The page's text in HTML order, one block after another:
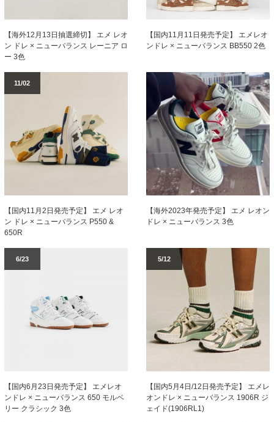
【海外12月13日抽選締切】 エメ レオ
ン ドレ × ニューバランス レーニア ロ
ー 3色
【国内11月11日発売予定】 エメレオ
ンドレ × ニューバランス BB550 2色
11/02
【国内11月2日発売予定】 エメ レオ
ン ドレ × ニューバランス P550 &
650R
【海外2023年発売予定】 エメ レオン
ドレ × ニューバランス 3色
6/23
【国内6月23日発売予定】 エメレオ
ンドレ × ニューバランス 650 モルベ
リー クラシック 3色
5/12
【国内5月4日/12日発売予定】 エメレ
オンドレ × ニューバランス 1906R ジ
ェイド(1906RL1)